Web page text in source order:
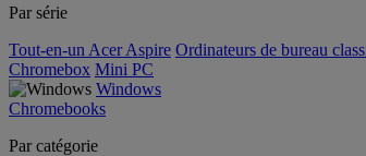
Par série
Tout-en-un Acer Aspire Ordinateurs de bureau
Chromebox Mini PC
Windows
Chromebooks
Par catégorie